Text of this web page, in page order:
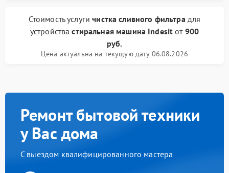
Стоимость услугичистка сливного фильтрадля
устройствастиральная машина Indesit от 900
руб.
Цена актуальна на текущую дату 06.08.2026
Ремонт бытовой техники
у Вас дома
С выездом квалифицированного мастера